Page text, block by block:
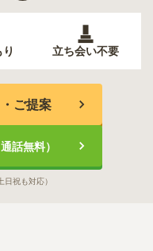
立ち会い不要
ご提案
話無料）
日祝も対応）